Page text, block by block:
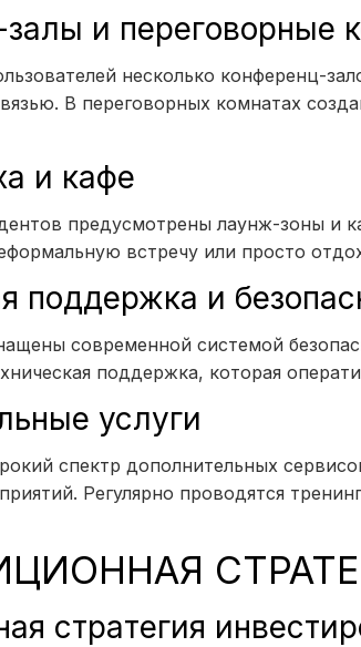
и переговорные
несколько конференц-
В переговорных комнатах
и кафе
предусмотрены лаунж-зоны и
встречу или просто
поддержка и
современной системой
поддержка, которая
услуги
спектр дополнительных
Регулярно проводятся
стратегия